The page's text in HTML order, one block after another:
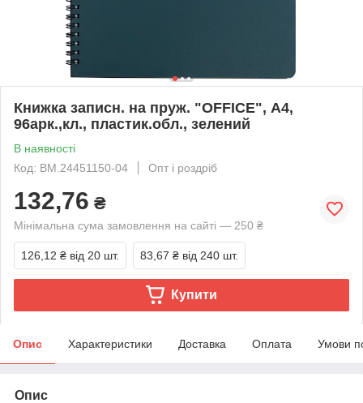
Книжка записн. на пруж. "OFFICE", А4,
96арк.,кл., пластик.обл., зелений
В наявності
Код: BM.24451150-04
Опт і роздріб
132,76 ₴
Мінімальна сума замовлення на сайті — 250 ₴
126,12 ₴ від 20 шт. 83,67 ₴ від 240 шт.
Купити
Опис Характеристики Доставка Оплата Умови
Опис